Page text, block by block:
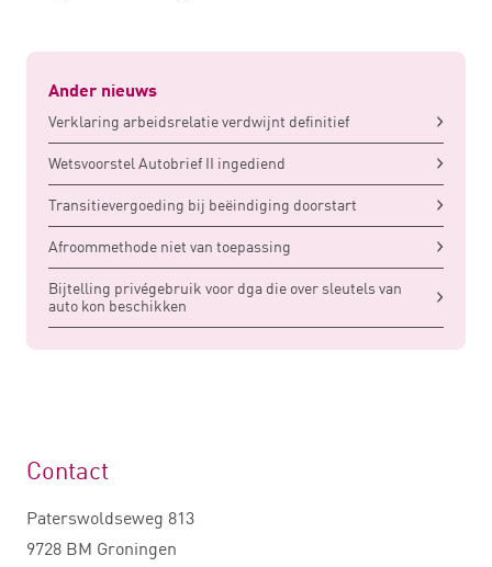
Ander nieuws
Verklaring arbeidsrelatie verdwijnt definitief
Wetsvoorstel Autobrief II ingediend
Transitievergoeding bij beëindiging doorstart
Afroommethode niet van toepassing
Bijtelling privégebruik voor dga die over sleutels van
auto kon beschikken
Contact
Paterswoldseweg 813
9728 BM Groningen